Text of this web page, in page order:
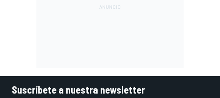
Suscríbete a nuestra newsletter